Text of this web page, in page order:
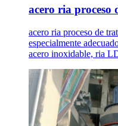
acero ria proceso
acero ria proceso de
especialmente
acero inoxidable, ria